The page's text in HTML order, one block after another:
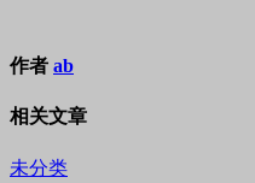
作者 ab
相关文章
未分类